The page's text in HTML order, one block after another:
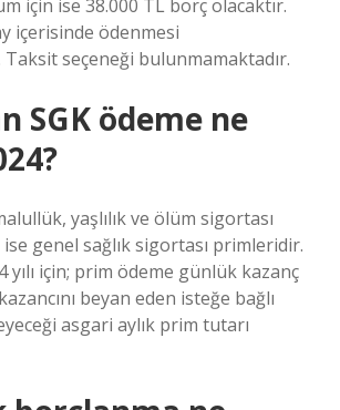
için ise 38.000 TL borç olacaktır.
içerisinde ödenmesi
seçeneği bulunmamaktadır.
SGK ödeme ne
yaşlılık ve ölüm sigortası
ise genel sağlık sigortası primleridir.
yılı için; prim ödeme günlük kazanç
beyan eden isteğe bağlı
asgari aylık prim tutarı